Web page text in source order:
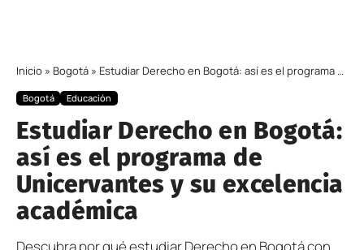
Inicio » Bogotá » Estudiar Derecho en Bogotá: así es el programa de Unicervantes y su excelencia académica
Bogotá Educación
Estudiar Derecho en Bogotá:
así es el programa de
Unicervantes y su excelencia
académica
Descubra por qué estudiar Derecho en Bogotá con